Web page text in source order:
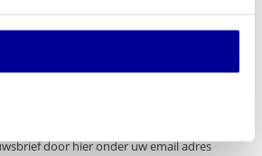
van de nieuwste artikelen? En wilt u als
door hier onder uw email adres